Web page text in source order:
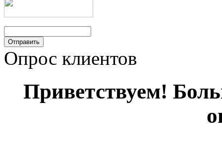
Опрос клиентов
Приветствуем!